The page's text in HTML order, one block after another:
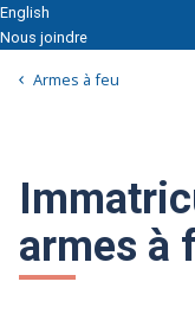
English
Nous joindre
Armes à feu
armes à